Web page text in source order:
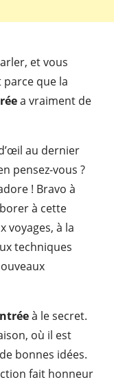
et vous
que la
a vraiment de
au dernier
pensez-vous ?
! Bravo à
à cette
voyages, à la
techniques
à le secret.
où il est
bonnes idées.
fait honneur